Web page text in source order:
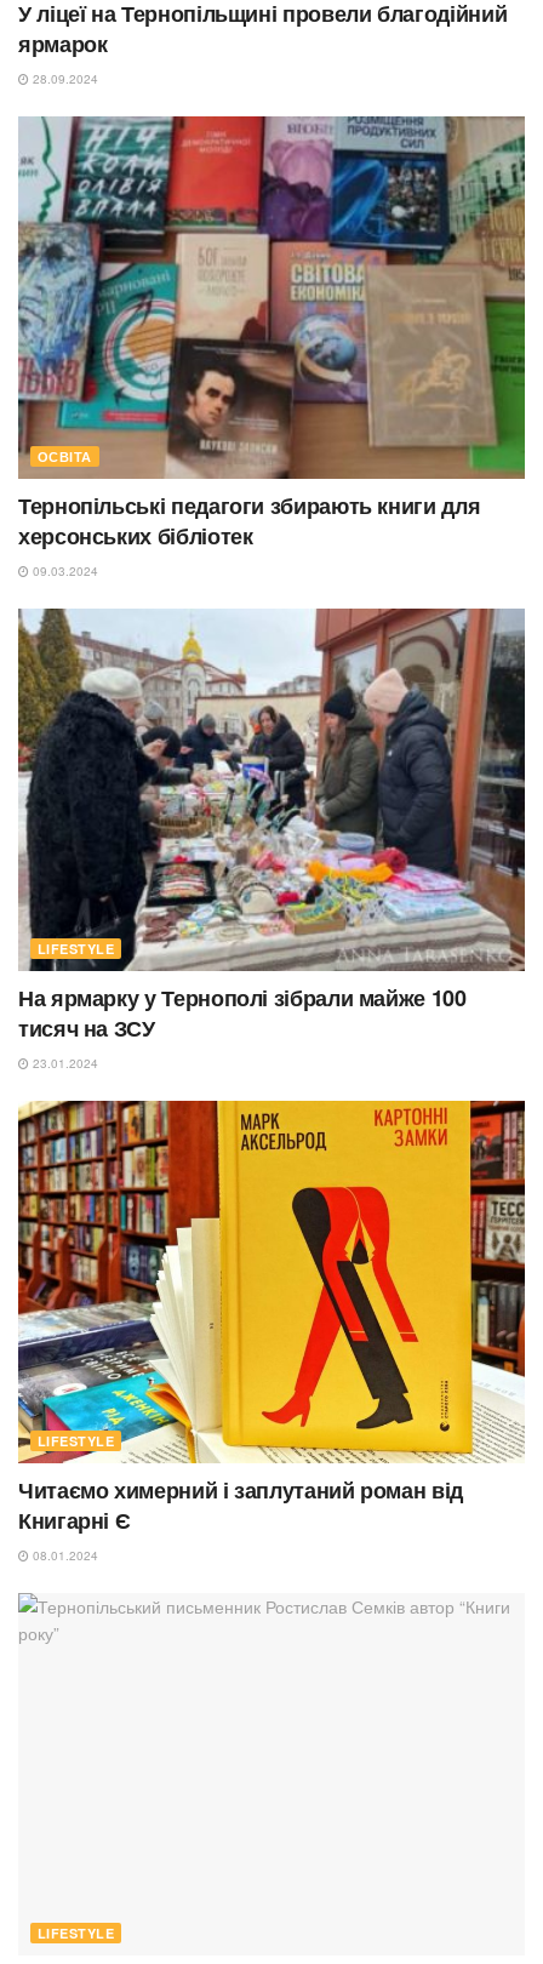
У ліцеї на Тернопільщині провели благодійний
ярмарок
28.09.2024
ОСВІТА
Тернопільські педагоги збирають книги для
херсонських бібліотек
09.03.2024
LIFESTYLE
На ярмарку у Тернополі зібрали майже 100
тисяч на ЗСУ
23.01.2024
LIFESTYLE
Читаємо химерний і заплутаний роман від
Книгарні Є
08.01.2024
LIFESTYLE